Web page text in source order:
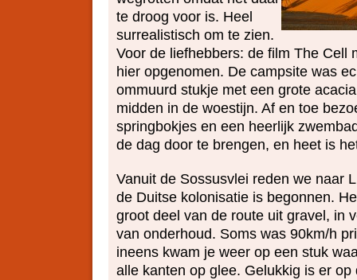
te droog voor is. Heel
surrealistisch om te zien.
Voor de liefhebbers: de film The Cell
hier opgenomen. De campsite was
ommuurd stukje met een grote
midden in de woestijn. Af en toe
springbokjes en een heerlijk
de dag door te brengen, en heet is
Vanuit de Sossusvlei reden we naar
de Duitse kolonisatie is begonnen.
groot deel van de route uit gravel, in
van onderhoud. Soms was 90km/h
ineens kwam je weer op een stuk
alle kanten op glee. Gelukkig is er op